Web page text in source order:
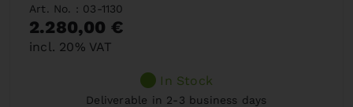
Art. No. : 03-1130
2.280,00 €
incl. 20% VAT
In Stock
Deliverable in 2-3 business days